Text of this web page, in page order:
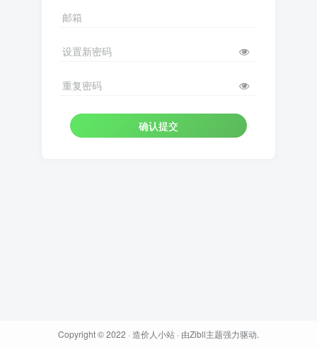
邮箱
设置新密码
重复密码
确认提交
Copyright © 2022 ·造价人小站 · 由Zibll主题强力驱动.